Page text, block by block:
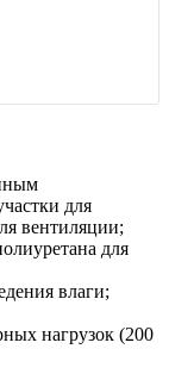
для
вентиляции;
для
влаги;
нагрузок (200